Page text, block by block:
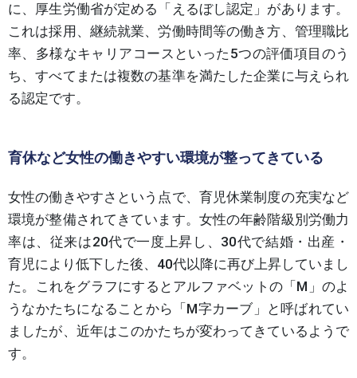
に、厚生労働省が定める「えるぼし認定」があります。
これは採用、継続就業、労働時間等の働き方、管理職比
率、多様なキャリアコースといった5つの評価項目のう
ち、すべてまたは複数の基準を満たした企業に与えられ
る認定です。
育休など女性の働きやすい環境が整ってきている
女性の働きやすさという点で、育児休業制度の充実など
環境が整備されてきています。女性の年齢階級別労働力
率は、従来は20代で一度上昇し、30代で結婚・出産・
育児により低下した後、40代以降に再び上昇していまし
た。これをグラフにするとアルファベットの「M」のよ
うなかたちになることから「M字カーブ」と呼ばれてい
ましたが、近年はこのかたちが変わってきているようで
す。